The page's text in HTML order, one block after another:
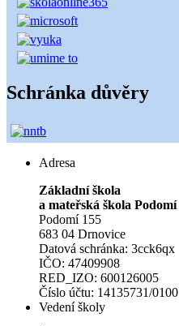
Schránka důvěry
Adresa
Základní škola
a mateřská škola Podomí
Podomí 155
683 04 Drnovice
Datová schránka: 3cck6qx
IČO: 47409908
RED_IZO: 600126005
Číslo účtu: 14135731/0100
Vedení školy